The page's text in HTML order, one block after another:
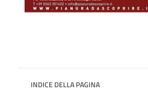
INDICE DELLA PAGINA